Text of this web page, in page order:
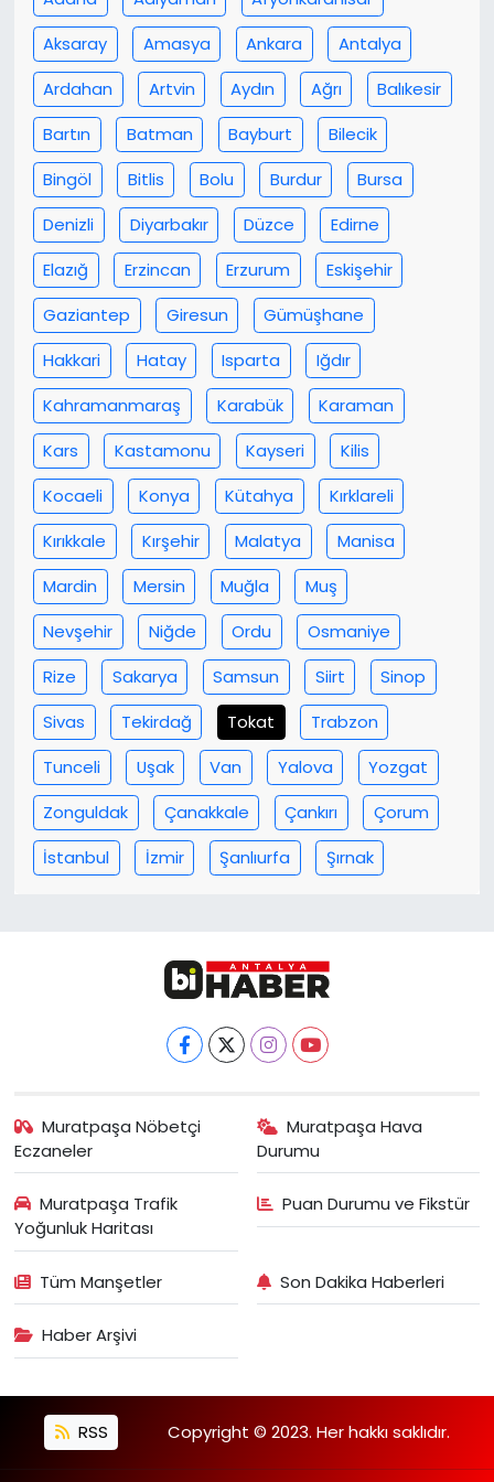
Aksaray
Amasya Ankara
Antalya
Ardahan
Artvin Aydın Ağrı
Balıkesir
Bartın
Batman Bayburt
Bilecik
Bingöl
Bitlis Bolu Burdur
Bursa
Denizli
Diyarbakır Düzce
Edirne
Elazığ
Erzincan Erzurum
Eskişehir
Gaziantep
Giresun
Gümüşhane
Hakkari
Hatay Isparta
Iğdır
Kahramanmaraş
Karabük
Karaman
Kars
Kastamonu Kayseri
Kilis
Kocaeli
Konya Kütahya
Kırklareli
Kırıkkale
Kırşehir Malatya
Manisa
Mardin
Mersin Muğla
Muş
Nevşehir
Niğde Ordu
Osmaniye
Rize
Sakarya Samsun Siirt
Sinop
Sivas
Tekirdağ Tokat
Trabzon
Tunceli
Uşak Van Yalova
Yozgat
Zonguldak
Çanakkale Çankırı
Çorum
İstanbul
İzmir Şanlıurfa Şırnak
Muratpaşa Nöbetçi
Eczaneler
Muratpaşa Hava
Durumu
Muratpaşa Trafik
Yoğunluk Haritası
Puan Durumu ve Fikstür
Tüm Manşetler Son Dakika Haberleri
Haber Arşivi
RSS Copyright © 2023. Her hakkı saklıdır.